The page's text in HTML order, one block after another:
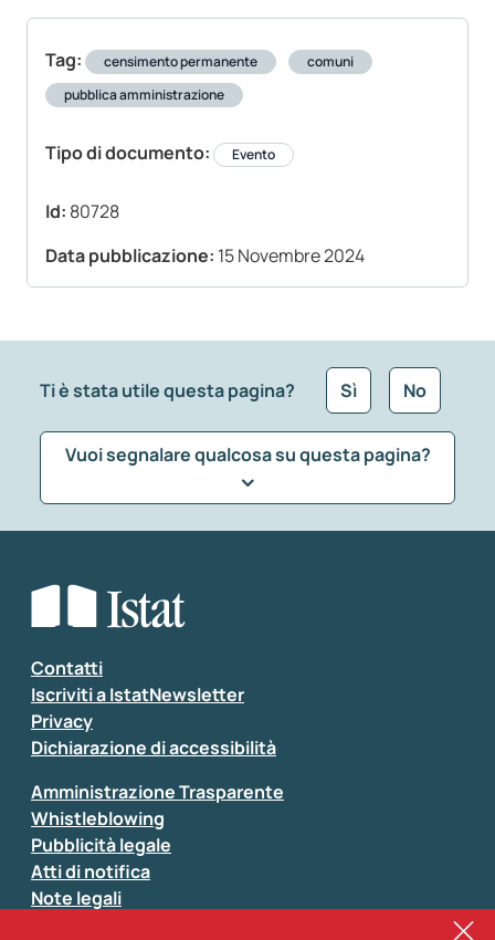
Tag: censimento permanente
comuni
pubblica amministrazione
Tipo di documento: Evento
Id: 80728
Data pubblicazione: 15 Novembre 2024
Ti è stata utile questa pagina? Sì No
Vuoi segnalare qualcosa su questa pagina?
Seleziona la tipologia della segnalazione
Inserisci il tuo commento
Contatti
Iscriviti a IstatNewsletter
Privacy
Dichiarazione di accessibilità
Amministrazione Trasparente
Whistleblowing
Pubblicità legale
Atti di notifica
Note legali